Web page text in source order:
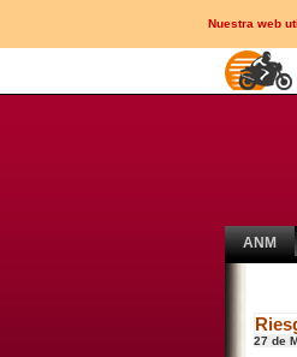
Nuestra web
ANM
27 de